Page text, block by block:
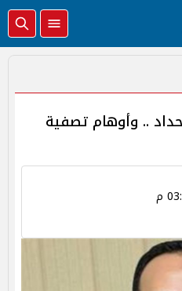
.. وأوهام تصفية